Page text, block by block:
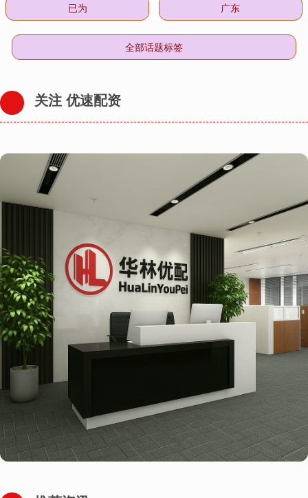
已为 广东
全部话题标签
关注 优速配资